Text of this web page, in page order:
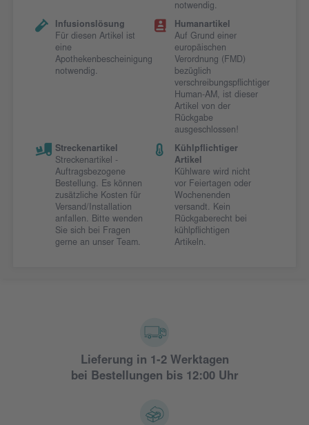
notwendig.
Infusionslösung
Für diesen Artikel ist
eine
Apothekenbescheinigung
notwendig.
Humanartikel
Auf Grund einer
europäischen
Verordnung (FMD)
bezüglich
verschreibungspflichtiger
Human-AM, ist dieser
Artikel von der
Rückgabe
ausgeschlossen!
Streckenartikel
Streckenartikel -
Auftragsbezogene
Bestellung. Es können
zusätzliche Kosten für
Versand/Installation
anfallen. Bitte wenden
Sie sich bei Fragen
gerne an unser Team.
Kühlpflichtiger
Artikel
Kühlware wird nicht
vor Feiertagen oder
Wochenenden
versandt. Kein
Rückgaberecht bei
kühlpflichtigen
Artikeln.
Lieferung in 1-2 Werktagen
bei Bestellungen bis 12:00 Uhr